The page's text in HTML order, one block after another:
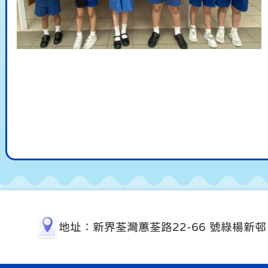
地址：新界荃灣蕙荃路22-66 號綠楊新邨